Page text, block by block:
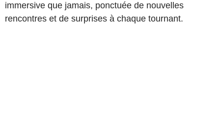
immersive que jamais, ponctuée de nouvelles
rencontres et de surprises à chaque tournant.